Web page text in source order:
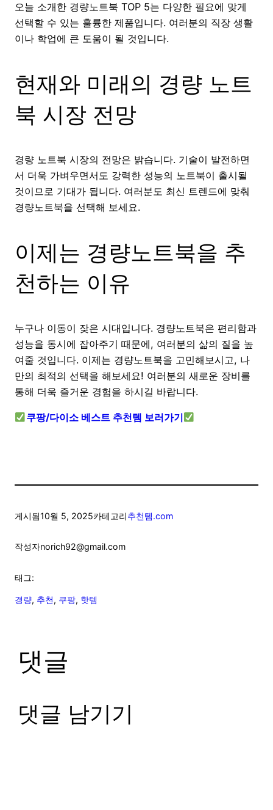
오늘 소개한 경량노트북 TOP 5는 다양한 필요에 맞게
선택할 수 있는 훌륭한 제품입니다. 여러분의 직장 생활
이나 학업에 큰 도움이 될 것입니다.
현재와 미래의 경량 노트
북 시장 전망
경량 노트북 시장의 전망은 밝습니다. 기술이 발전하면
서 더욱 가벼우면서도 강력한 성능의 노트북이 출시될
것이므로 기대가 됩니다. 여러분도 최신 트렌드에 맞춰
경량노트북을 선택해 보세요.
이제는 경량노트북을 추
천하는 이유
누구나 이동이 잦은 시대입니다. 경량노트북은 편리함과
성능을 동시에 잡아주기 때문에, 여러분의 삶의 질을 높
여줄 것입니다. 이제는 경량노트북을 고민해보시고, 나
만의 최적의 선택을 해보세요! 여러분의 새로운 장비를
통해 더욱 즐거운 경험을 하시길 바랍니다.
쿠팡/다이소 베스트 추천템 보러가기
게시됨10월 5, 2025카테고리추천템.com
작성자norich92@gmail.com
태그:
경량, 추천, 쿠팡, 핫템
댓글
댓글 남기기